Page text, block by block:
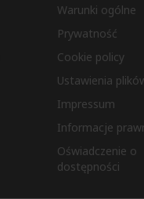
Warunki ogólne
Prywatność
Cookie policy
Ustawienia
Impressum
Informacje
Oświadczenie o
dostępności